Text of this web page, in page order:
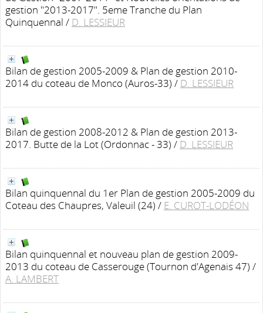
gestion "2013-2017". 5eme Tranche du Plan
Quinquennal / D. LESSIEUR
Bilan de gestion 2005-2009 & Plan de gestion 2010-
2014 du coteau de Monco (Auros-33) / D. LESSIEUR
Bilan de gestion 2008-2012 & Plan de gestion 2013-
2017. Butte de la Lot (Ordonnac - 33) / D. LESSIEUR
Bilan quinquennal du 1er Plan de gestion 2005-2009 du
Coteau des Chaupres, Valeuil (24) / E. CUROT-LODÉON
Bilan quinquennal et nouveau plan de gestion 2009-
2013 du coteau de Casserouge (Tournon d'Agenais 47) /
A. LAMBERT